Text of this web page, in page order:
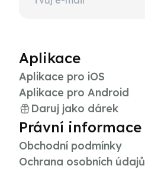
Aplikace
Aplikace pro iOS
Aplikace pro Android
Daruj jako dárek
Právní informace
Obchodní podmínky
Ochrana osobních údajů